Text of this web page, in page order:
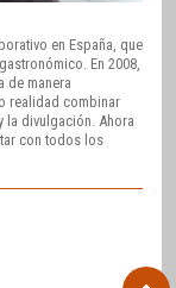
en España, que
En 2008,
de manera
realidad combinar
la divulgación. Ahora
con todos los